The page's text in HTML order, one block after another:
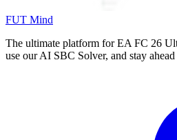
FUT Mind
The ultimate platform for EA FC 26
use our AI SBC Solver, and stay